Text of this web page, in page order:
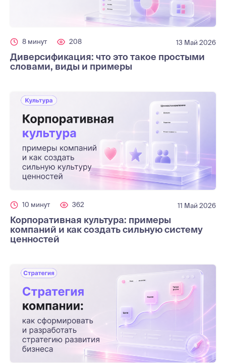
8 минут 208 13 Май 2026
Диверсификация: что это такое простыми
словами, виды и примеры
10 минут 362 11 Май 2026
Корпоративная культура: примеры
компаний и как создать сильную систему
ценностей